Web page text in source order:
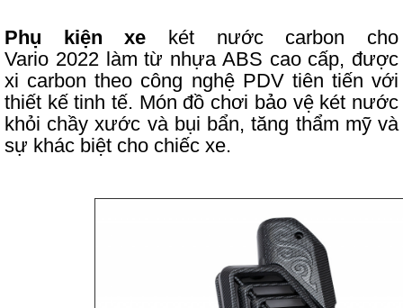
Phụ kiện xe két nước carbon cho
Vario 2022 làm từ nhựa ABS cao cấp, được
xi carbon theo công nghệ PDV tiên tiến với
thiết kế tinh tế. Món đồ chơi bảo vệ két nước
khỏi chầy xước và bụi bẩn, tăng thẩm mỹ và
sự khác biệt cho chiếc xe.